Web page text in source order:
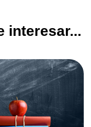
interesar...